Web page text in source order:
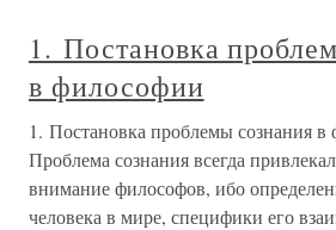
1. Постановка
в философии
1. Постановка проблемы сознания
Проблема сознания всегда
внимание философов, ибо
человека в мире, специфики его